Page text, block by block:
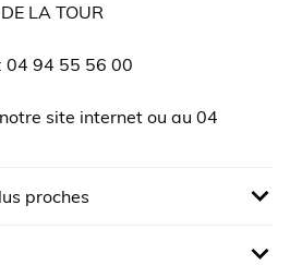
LA TOUR
04 94 55 56 00
site internet ou au 04
proches